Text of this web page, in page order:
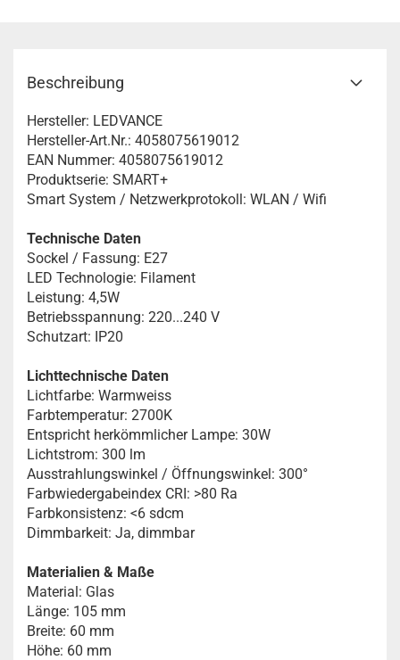
Beschreibung
Hersteller: LEDVANCE
Hersteller-Art.Nr.: 4058075619012
EAN Nummer: 4058075619012
Produktserie: SMART+
Smart System / Netzwerkprotokoll: WLAN / Wifi
Technische Daten
Sockel / Fassung: E27
LED Technologie: Filament
Leistung: 4,5W
Betriebsspannung: 220...240 V
Schutzart: IP20
Lichttechnische Daten
Lichtfarbe: Warmweiss
Farbtemperatur: 2700K
Entspricht herkömmlicher Lampe: 30W
Lichtstrom: 300 lm
Ausstrahlungswinkel / Öffnungswinkel: 300°
Farbwiedergabeindex CRI: >80 Ra
Farbkonsistenz: <6 sdcm
Dimmbarkeit: Ja, dimmbar
Materialien & Maße
Material: Glas
Länge: 105 mm
Breite: 60 mm
Höhe: 60 mm